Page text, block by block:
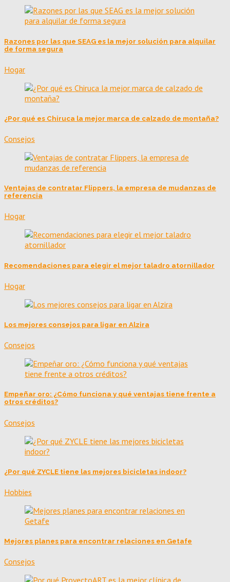
Razones por las que SEAG es la mejor solución para alquilar
de forma segura
Hogar
¿Por qué es Chiruca la mejor marca de calzado de montaña?
Consejos
Ventajas de contratar Flippers, la empresa de mudanzas de
referencia
Hogar
Recomendaciones para elegir el mejor taladro atornillador
Hogar
Los mejores consejos para ligar en Alzira
Consejos
Empeñar oro: ¿Cómo funciona y qué ventajas tiene frente a
otros créditos?
Consejos
¿Por qué ZYCLE tiene las mejores bicicletas indoor?
Hobbies
Mejores planes para encontrar relaciones en Getafe
Consejos